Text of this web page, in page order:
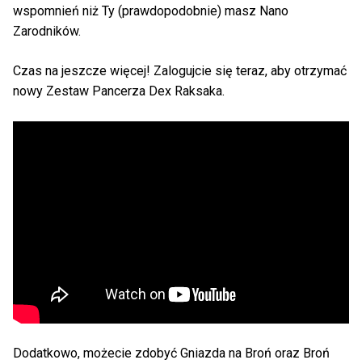
wspomnień niż Ty (prawdopodobnie) masz Nano
Zarodników.
Czas na jeszcze więcej! Zalogujcie się teraz, aby otrzymać
nowy Zestaw Pancerza Dex Raksaka.
Dodatkowo, możecie zdobyć Gniazda na Broń oraz Broń